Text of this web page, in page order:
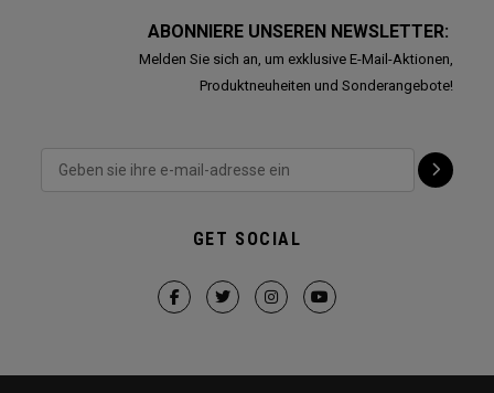
ABONNIERE UNSEREN NEWSLETTER:
Melden Sie sich an, um exklusive E-Mail-Aktionen,
Produktneuheiten und Sonderangebote!
GET SOCIAL